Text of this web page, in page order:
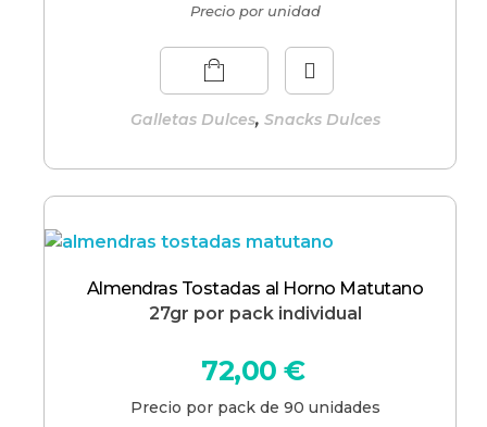
Galletas Dulces, Snacks Dulces
Precio por unidad
Almendras Tostadas al Horno Matutano
27gr por pack individual
72,00€
Precio por pack de 90 unidades